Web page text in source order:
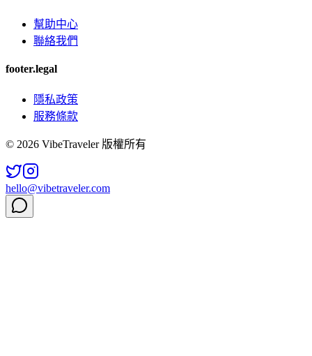
幫助中心
聯絡我們
footer.legal
隱私政策
服務條款
© 2026 VibeTraveler 版權所有
hello@vibetraveler.com